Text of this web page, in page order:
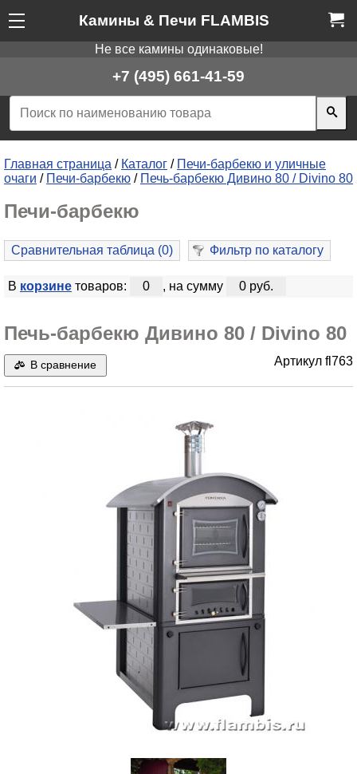
Камины & Печи FLAMBIS
Не все камины одинаковые!
+7 (495) 661-41-59
Главная страница / Каталог / Печи-барбекю и уличные
очаги / Печи-барбекю / Печь-барбекю Дивино 80 / Divino 80
Печи-барбекю
Сравнительная таблица (0) Фильтр по каталогу
В корзинетоваров: 0 , на сумму 0 руб.
Печь-барбекю Дивино 80 / Divino 80
В сравнение Артикул fl763